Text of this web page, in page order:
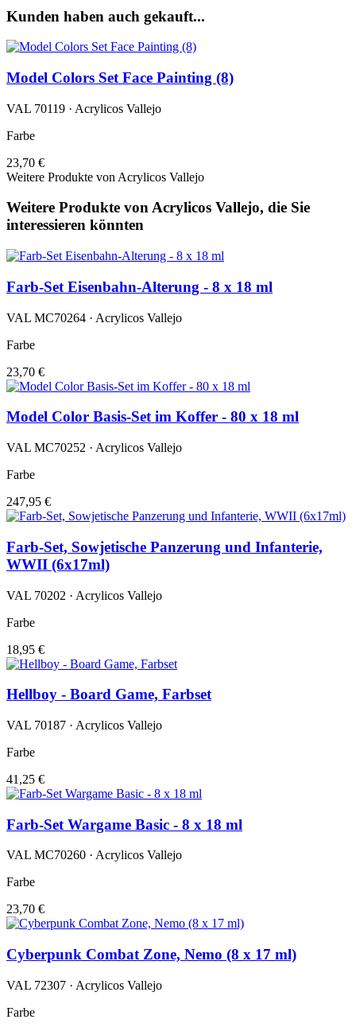
Kunden haben auch gekauft...
Model Colors Set Face Painting (8)
VAL 70119 · Acrylicos Vallejo
Farbe
23,70 €
Weitere Produkte von Acrylicos Vallejo
Weitere Produkte von Acrylicos Vallejo, die Sie
interessieren könnten
Farb-Set Eisenbahn-Alterung - 8 x 18 ml
VAL MC70264 · Acrylicos Vallejo
Farbe
23,70 €
Model Color Basis-Set im Koffer - 80 x 18 ml
VAL MC70252 · Acrylicos Vallejo
Farbe
247,95 €
Farb-Set, Sowjetische Panzerung und Infanterie,
WWII (6x17ml)
VAL 70202 · Acrylicos Vallejo
Farbe
18,95 €
Hellboy - Board Game, Farbset
VAL 70187 · Acrylicos Vallejo
Farbe
41,25 €
Farb-Set Wargame Basic - 8 x 18 ml
VAL MC70260 · Acrylicos Vallejo
Farbe
23,70 €
Cyberpunk Combat Zone, Nemo (8 x 17 ml)
VAL 72307 · Acrylicos Vallejo
Farbe